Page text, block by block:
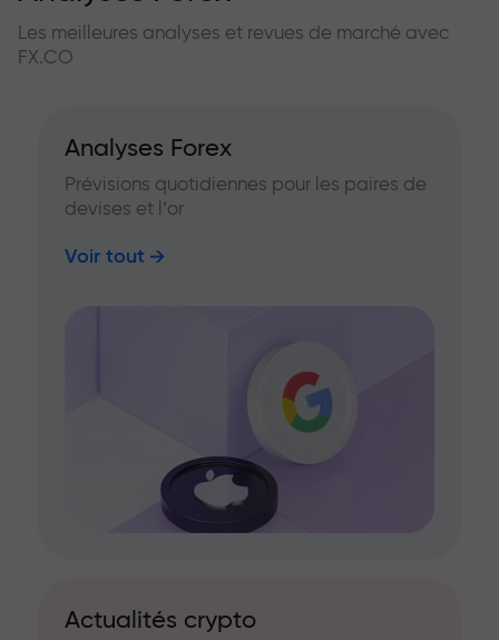
Les meilleures analyses et revues de marché avec
FX.CO
Analyses Forex
Prévisions quotidiennes pour les paires de
devises et l’or
Voir tout
Actualités crypto